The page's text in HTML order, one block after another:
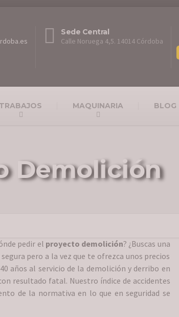
Sede Central
Calle Noruega 4,5. 14014 Córdoba
TRABAJOS MAQUINARIA BLOG
Demolición
pedir el proyecto demolición? ¿Buscas una
pero a la vez que te ofrezca unos precios
años al servicio de la demolición y derribo en
resultado fatal. Nuestro índice de accidentes
de la normativa en lo que en seguridad se